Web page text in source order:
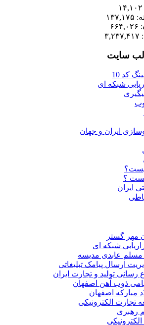
۱۴,۱۰۲
۱۳۷,۱۷۵
۶۶۴,۰۲۶
۳,۲۳۷,۴۱۷
سایت
کد 10
شبکه ای
ایران و جهان
؟
ایران
مهر گستر
شبکه ای
مسلم عابدی مدیسه
ارسال پیامک تبلیغاتی
رسانی تولید و تجارت ایران
ذوب آهن اصفهان
مبارکه اصفهان
تجارت الکترونیکی
رهبری
الکترونیکی